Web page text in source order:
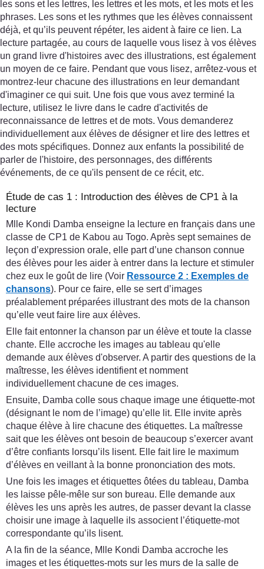
les sons et les lettres, les lettres et les mots, et les mots et les
phrases. Les sons et les rythmes que les élèves connaissent
déjà, et qu’ils peuvent répéter, les aident à faire ce lien. La
lecture partagée, au cours de laquelle vous lisez à vos élèves
un grand livre d'histoires avec des illustrations, est également
un moyen de ce faire. Pendant que vous lisez, arrêtez-vous et
montrez-leur chacune des illustrations en leur demandant
d'imaginer ce qui suit. Une fois que vous avez terminé la
lecture, utilisez le livre dans le cadre d'activités de
reconnaissance de lettres et de mots. Vous demanderez
individuellement aux élèves de désigner et lire des lettres et
des mots spécifiques. Donnez aux enfants la possibilité de
parler de l'histoire, des personnages, des différents
événements, de ce qu'ils pensent de ce récit, etc.
Étude de cas 1 : Introduction des élèves de CP1 à la
lecture
Mlle Kondi Damba enseigne la lecture en français dans une
classe de CP1 de Kabou au Togo. Après sept semaines de
leçon d’expression orale, elle part d’une chanson connue
des élèves pour les aider à entrer dans la lecture et stimuler
chez eux le goût de lire (Voir Ressource 2 : Exemples de
chansons). Pour ce faire, elle se sert d’images
préalablement préparées illustrant des mots de la chanson
qu’elle veut faire lire aux élèves.
Elle fait entonner la chanson par un élève et toute la classe
chante. Elle accroche les images au tableau qu'elle
demande aux élèves d'observer. A partir des questions de la
maîtresse, les élèves identifient et nomment
individuellement chacune de ces images.
Ensuite, Damba colle sous chaque image une étiquette-mot
(désignant le nom de l’image) qu’elle lit. Elle invite après
chaque élève à lire chacune des étiquettes. La maîtresse
sait que les élèves ont besoin de beaucoup s’exercer avant
d’être confiants lorsqu’ils lisent. Elle fait lire le maximum
d’élèves en veillant à la bonne prononciation des mots.
Une fois les images et étiquettes ôtées du tableau, Damba
les laisse pêle-mêle sur son bureau. Elle demande aux
élèves les uns après les autres, de passer devant la classe
choisir une image à laquelle ils associent l’étiquette-mot
correspondante qu’ils lisent.
A la fin de la séance, Mlle Kondi Damba accroche les
images et les étiquettes-mots sur les murs de la salle de